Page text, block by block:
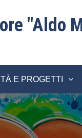
"Aldo
E PROGETTI